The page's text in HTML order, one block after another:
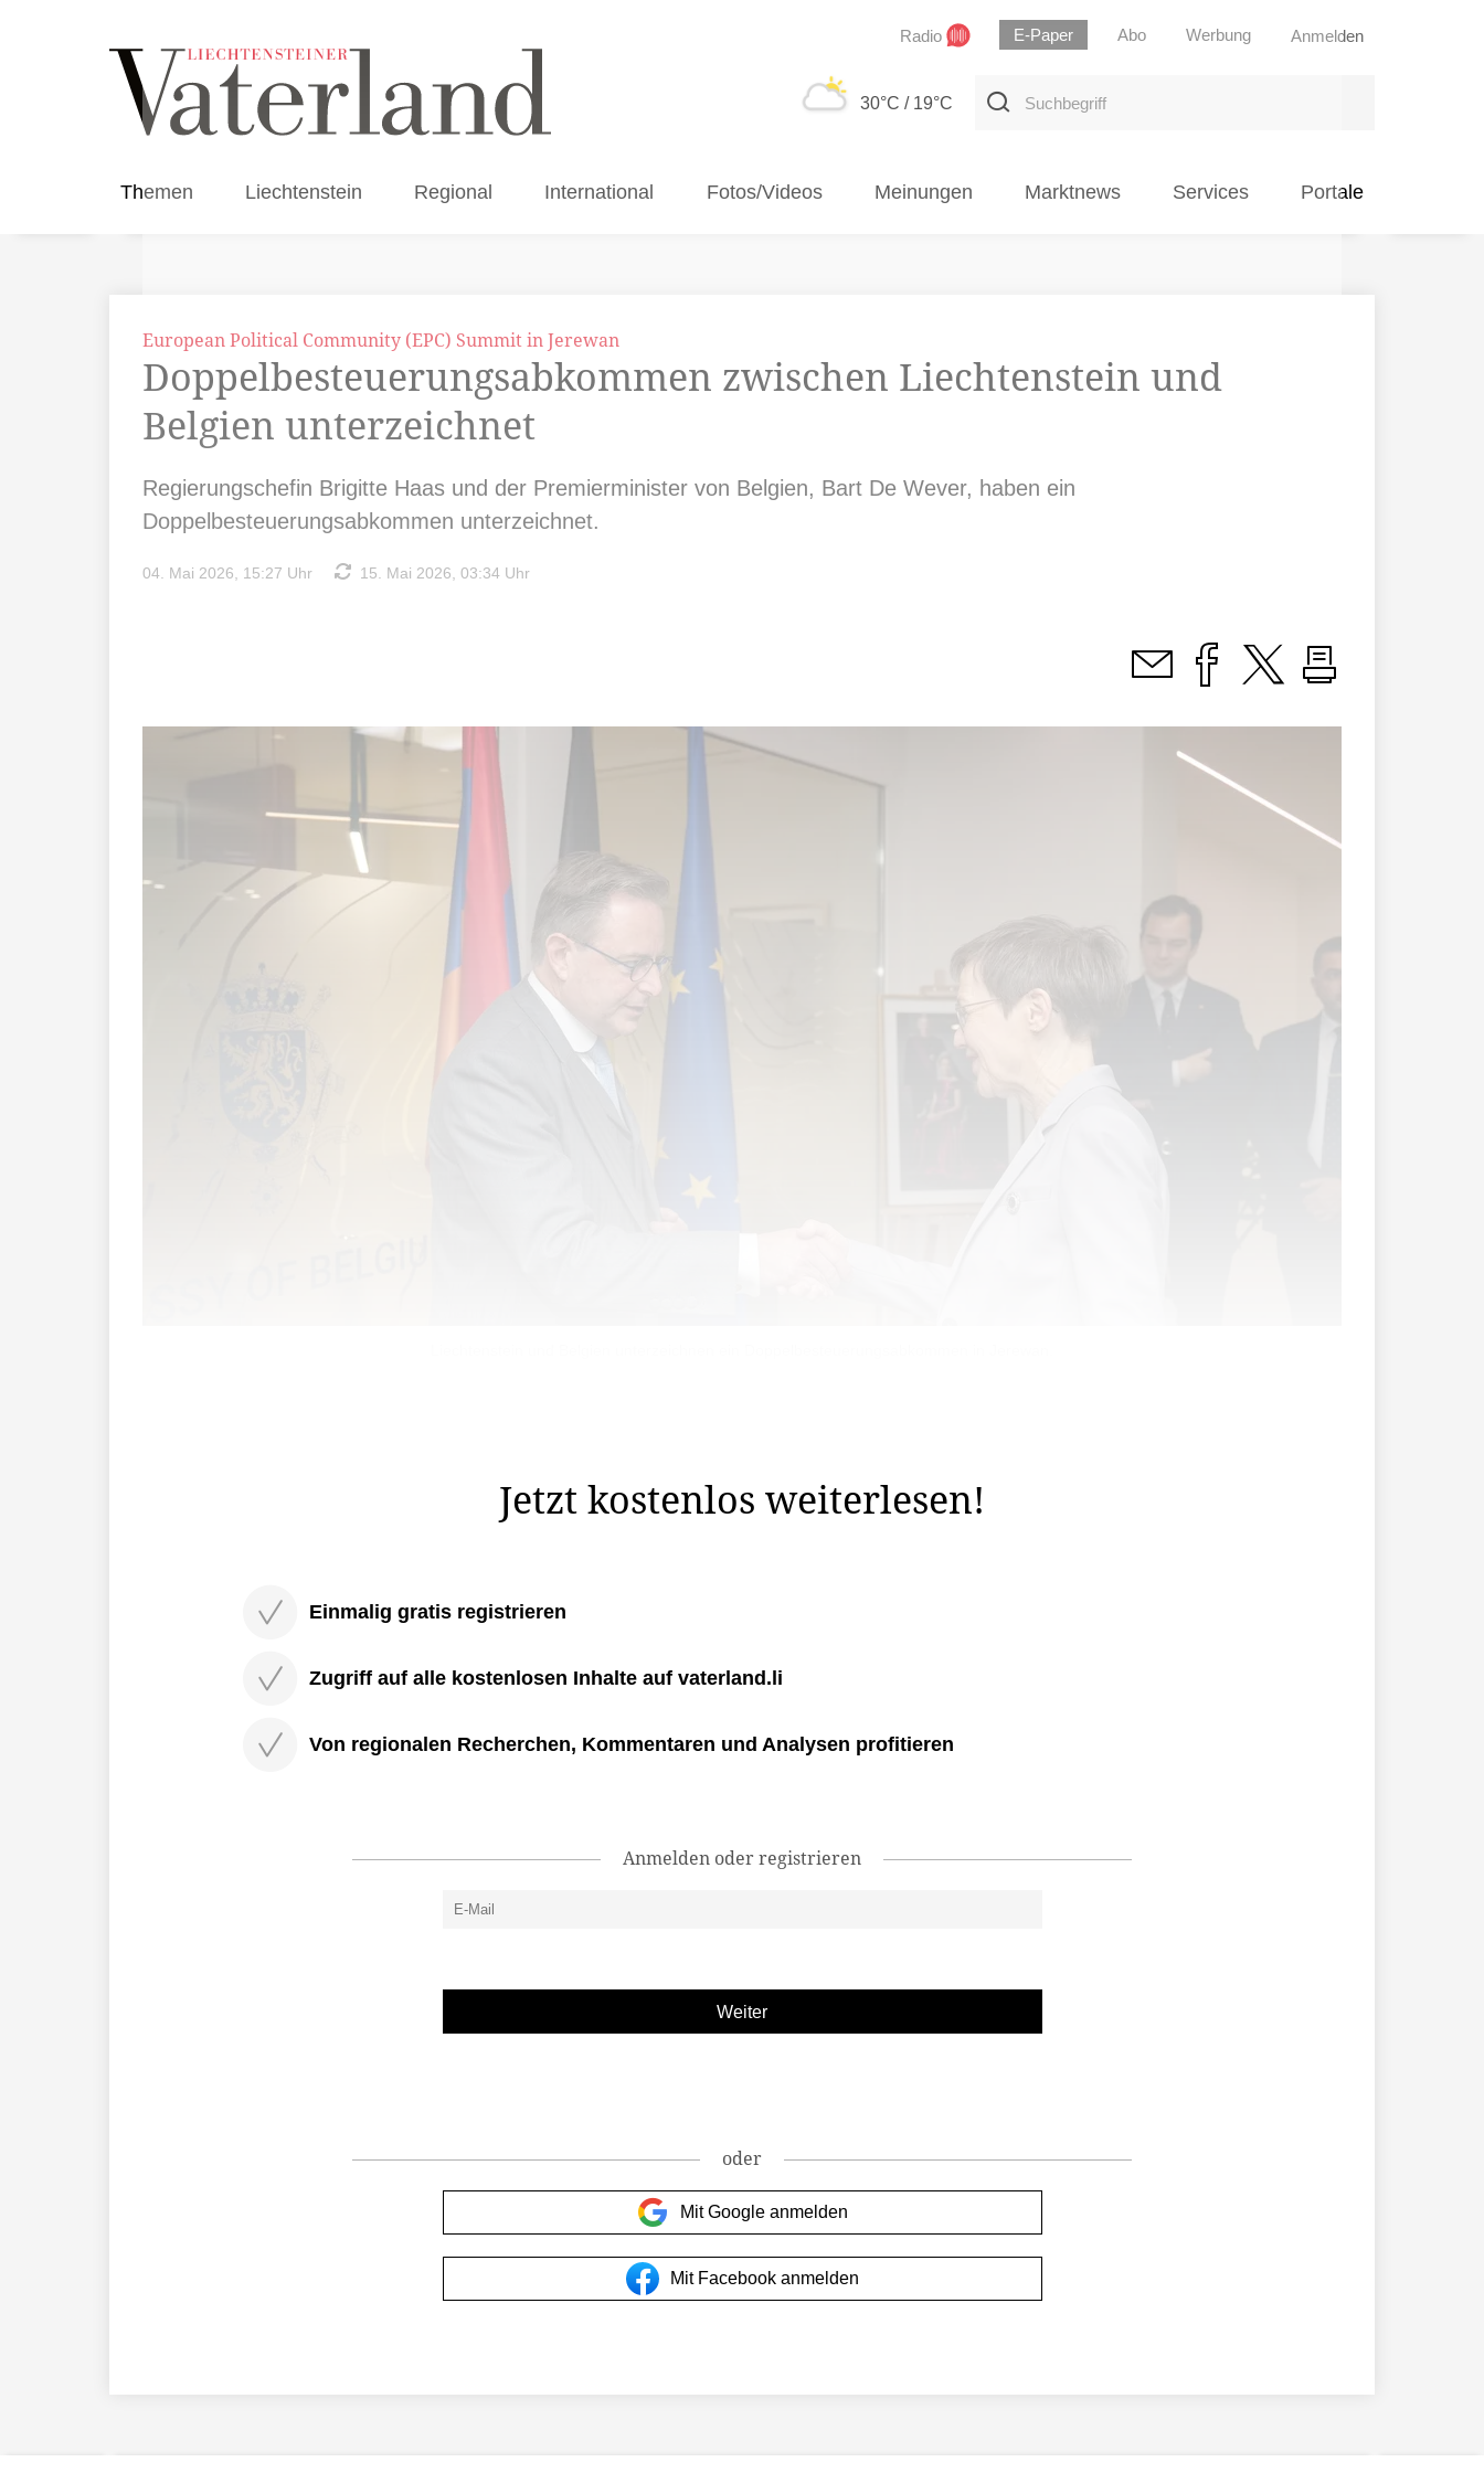
Radio E-Paper Abo Werbung Anmelden
30°C / 19°C
Suchbegriff
Themen Liechtenstein Regional International Fotos/Videos Meinungen Marktnews Services Portale
European Political Community (EPC) Summit in Jerewan
Doppelbesteuerungsabkommen zwischen Liechtenstein und
Belgien unterzeichnet
Regierungschefin Brigitte Haas und der Premierminister von Belgien, Bart De Wever, haben ein
Doppelbesteuerungsabkommen unterzeichnet.
04. Mai 2026, 15:27 Uhr 15. Mai 2026, 03:34 Uhr
Jetzt kostenlos weiterlesen!
Einmalig gratis registrieren
Zugriff auf alle kostenlosen Inhalte auf vaterland.li
Von regionalen Recherchen, Kommentaren und Analysen profitieren
Anmelden oder registrieren
oder
Mit Google anmelden
Mit Facebook anmelden